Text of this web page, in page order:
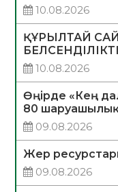
10.08.2026
ҚҰРЫЛТАЙ
10.08.2026
Өңірде «Кең
80
09.08.2026
Жер
09.08.2026